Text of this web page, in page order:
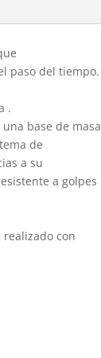
paso del tiempo.
.
base de masa
de
a su
a golpes
realizado con